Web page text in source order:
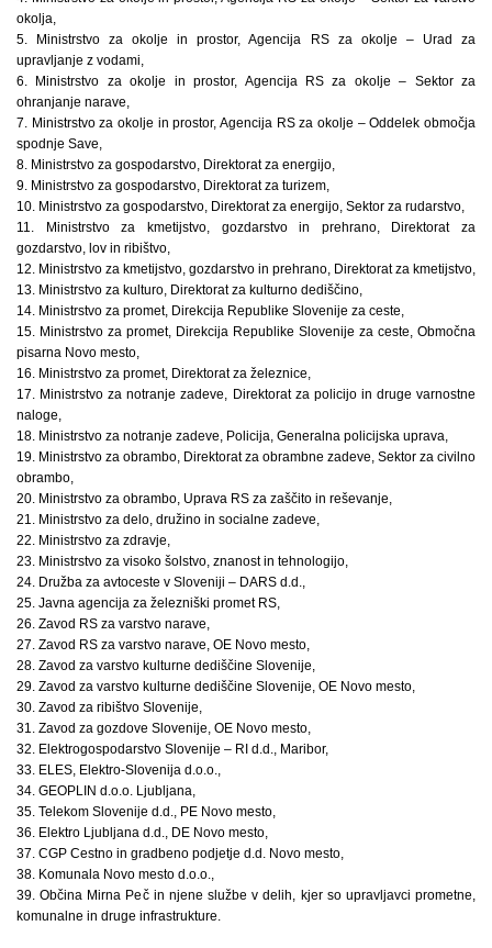
okolja,
5. Ministrstvo za okolje in prostor, Agencija RS za okolje – Urad za
upravljanje z vodami,
6. Ministrstvo za okolje in prostor, Agencija RS za okolje – Sektor za
ohranjanje narave,
7. Ministrstvo za okolje in prostor, Agencija RS za okolje – Oddelek območja
spodnje Save,
8. Ministrstvo za gospodarstvo, Direktorat za energijo,
9. Ministrstvo za gospodarstvo, Direktorat za turizem,
10. Ministrstvo za gospodarstvo, Direktorat za energijo, Sektor za rudarstvo,
11. Ministrstvo za kmetijstvo, gozdarstvo in prehrano, Direktorat za
gozdarstvo, lov in ribištvo,
12. Ministrstvo za kmetijstvo, gozdarstvo in prehrano, Direktorat za kmetijstvo,
13. Ministrstvo za kulturo, Direktorat za kulturno dediščino,
14. Ministrstvo za promet, Direkcija Republike Slovenije za ceste,
15. Ministrstvo za promet, Direkcija Republike Slovenije za ceste, Območna
pisarna Novo mesto,
16. Ministrstvo za promet, Direktorat za železnice,
17. Ministrstvo za notranje zadeve, Direktorat za policijo in druge varnostne
naloge,
18. Ministrstvo za notranje zadeve, Policija, Generalna policijska uprava,
19. Ministrstvo za obrambo, Direktorat za obrambne zadeve, Sektor za civilno
obrambo,
20. Ministrstvo za obrambo, Uprava RS za zaščito in reševanje,
21. Ministrstvo za delo, družino in socialne zadeve,
22. Ministrstvo za zdravje,
23. Ministrstvo za visoko šolstvo, znanost in tehnologijo,
24. Družba za avtoceste v Sloveniji – DARS d.d.,
25. Javna agencija za železniški promet RS,
26. Zavod RS za varstvo narave,
27. Zavod RS za varstvo narave, OE Novo mesto,
28. Zavod za varstvo kulturne dediščine Slovenije,
29. Zavod za varstvo kulturne dediščine Slovenije, OE Novo mesto,
30. Zavod za ribištvo Slovenije,
31. Zavod za gozdove Slovenije, OE Novo mesto,
32. Elektrogospodarstvo Slovenije – RI d.d., Maribor,
33. ELES, Elektro-Slovenija d.o.o.,
34. GEOPLIN d.o.o. Ljubljana,
35. Telekom Slovenije d.d., PE Novo mesto,
36. Elektro Ljubljana d.d., DE Novo mesto,
37. CGP Cestno in gradbeno podjetje d.d. Novo mesto,
38. Komunala Novo mesto d.o.o.,
39. Občina Mirna Peč in njene službe v delih, kjer so upravljavci prometne,
komunalne in druge infrastrukture.